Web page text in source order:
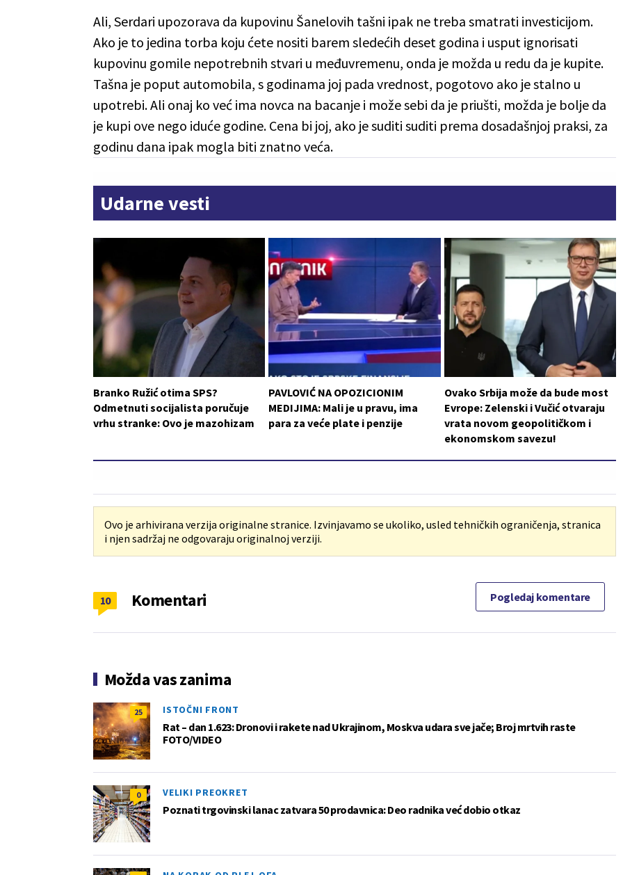
Ali, Serdari upozorava da kupovinu Šanelovih tašni ipak ne treba smatrati investicijom.
Ako je to jedina torba koju ćete nositi barem sledećih deset godina i usput ignorisati
kupovinu gomile nepotrebnih stvari u međuvremenu, onda je možda u redu da je kupite.
Tašna je poput automobila, s godinama joj pada vrednost, pogotovo ako je stalno u
upotrebi. Ali onaj ko već ima novca na bacanje i može sebi da je priušti, možda je bolje da
je kupi ove nego iduće godine. Cena bi joj, ako je suditi suditi prema dosadašnjoj praksi, za
godinu dana ipak mogla biti znatno veća.
Udarne vesti
Branko Ružić otima SPS?
Odmetnuti socijalista poručuje
vrhu stranke: Ovo je mazohizam
PAVLOVIĆ NA OPOZICIONIM
MEDIJIMA: Mali je u pravu, ima
para za veće plate i penzije
Ovako Srbija može da bude most
Evrope: Zelenski i Vučić otvaraju
vrata novom geopolitičkom i
ekonomskom savezu!
Ovo je arhivirana verzija originalne stranice. Izvinjavamo se ukoliko, usled tehničkih ograničenja, stranica
i njen sadržaj ne odgovaraju originalnoj verziji.
Komentari
10 Pogledaj komentare
Možda vas zanima
25 ISTOČNI FRONT
Rat – dan 1.623: Dronovi i rakete nad Ukrajinom, Moskva udara sve jače; Broj mrtvih raste
FOTO/VIDEO
0 VELIKI PREOKRET
Poznati trgovinski lanac zatvara 50 prodavnica: Deo radnika već dobio otkaz